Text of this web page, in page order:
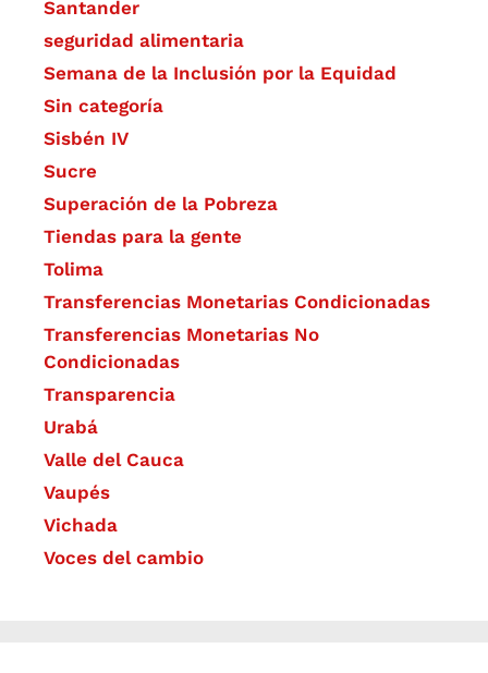
Santander
seguridad alimentaria
Semana de la Inclusión por la Equidad
Sin categoría
Sisbén IV
Sucre
Superación de la Pobreza
Tiendas para la gente
Tolima
Transferencias Monetarias Condicionadas
Transferencias Monetarias No
Condicionadas
Transparencia
Urabá
Valle del Cauca
Vaupés
Vichada
Voces del cambio